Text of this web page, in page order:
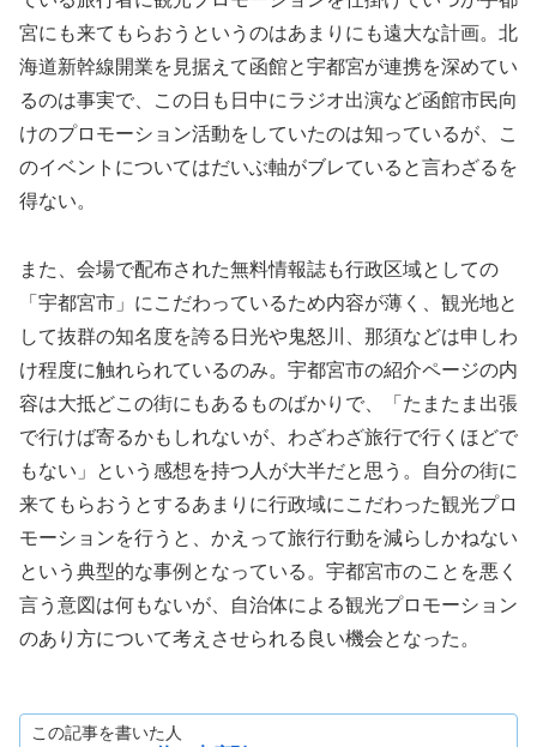
宮にも来てもらおうというのはあまりにも遠大な計画。北
海道新幹線開業を見据えて函館と宇都宮が連携を深めてい
るのは事実で、この日も日中にラジオ出演など函館市民向
けのプロモーション活動をしていたのは知っているが、こ
のイベントについてはだいぶ軸がブレていると言わざるを
得ない。
また、会場で配布された無料情報誌も行政区域としての
「宇都宮市」にこだわっているため内容が薄く、観光地と
して抜群の知名度を誇る日光や鬼怒川、那須などは申しわ
け程度に触れられているのみ。宇都宮市の紹介ページの内
容は大抵どこの街にもあるものばかりで、「たまたま出張
で行けば寄るかもしれないが、わざわざ旅行で行くほどで
もない」という感想を持つ人が大半だと思う。自分の街に
来てもらおうとするあまりに行政域にこだわった観光プロ
モーションを行うと、かえって旅行行動を減らしかねない
という典型的な事例となっている。宇都宮市のことを悪く
言う意図は何もないが、自治体による観光プロモーション
のあり方について考えさせられる良い機会となった。
この記事を書いた人